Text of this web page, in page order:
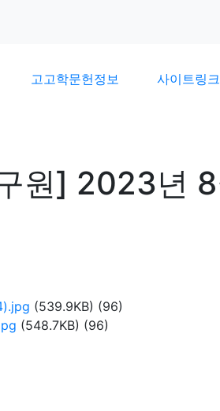
고고학문헌정보 사이트링크
원] 2023년
(539.9KB) (96)
(548.7KB) (96)